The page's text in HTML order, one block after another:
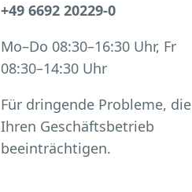
+49 6692 20229-0
Mo–Do 08:30–16:30 Uhr, Fr
08:30–14:30 Uhr
Für dringende Probleme, die
Ihren Geschäftsbetrieb
beeinträchtigen.